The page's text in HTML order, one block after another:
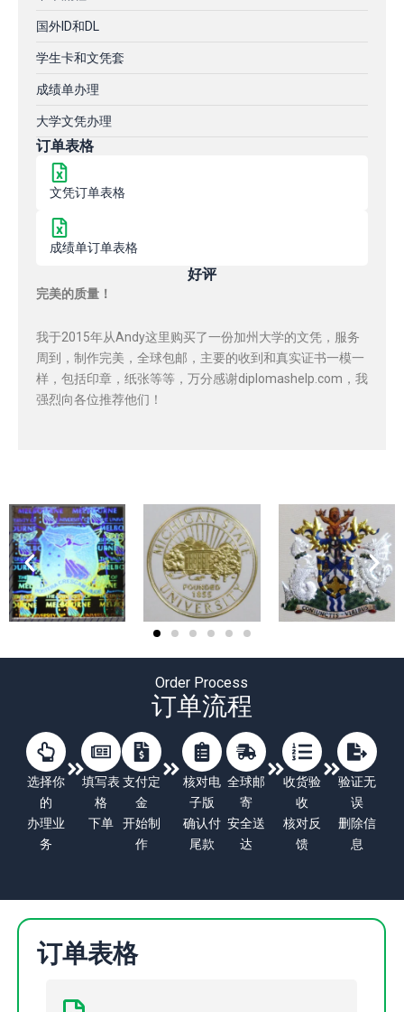
国外ID和DL
学生卡和文凭套
成绩单办理
大学文凭办理
订单表格
文凭订单表格
成绩单订单表格
好评
完美的质量！
我于2015年从Andy这里购买了一份加州大学的文凭，服务
周到，制作完美，全球包邮，主要的收到和真实证书一模一
样，包括印章，纸张等等，万分感谢diplomashelp.com，我
强烈向各位推荐他们！
Order Process
订单流程
选择你
的
办理业
务
填写表
格
下单
支付定
金
开始制
作
核对电
子版
确认付
尾款
全球邮
寄
安全送
达
收货验
收
核对反
馈
验证无
误
删除信
息
订单表格